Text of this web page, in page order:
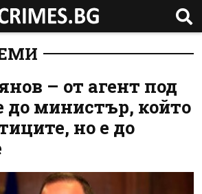
– от агент под
до министър, който
но е до